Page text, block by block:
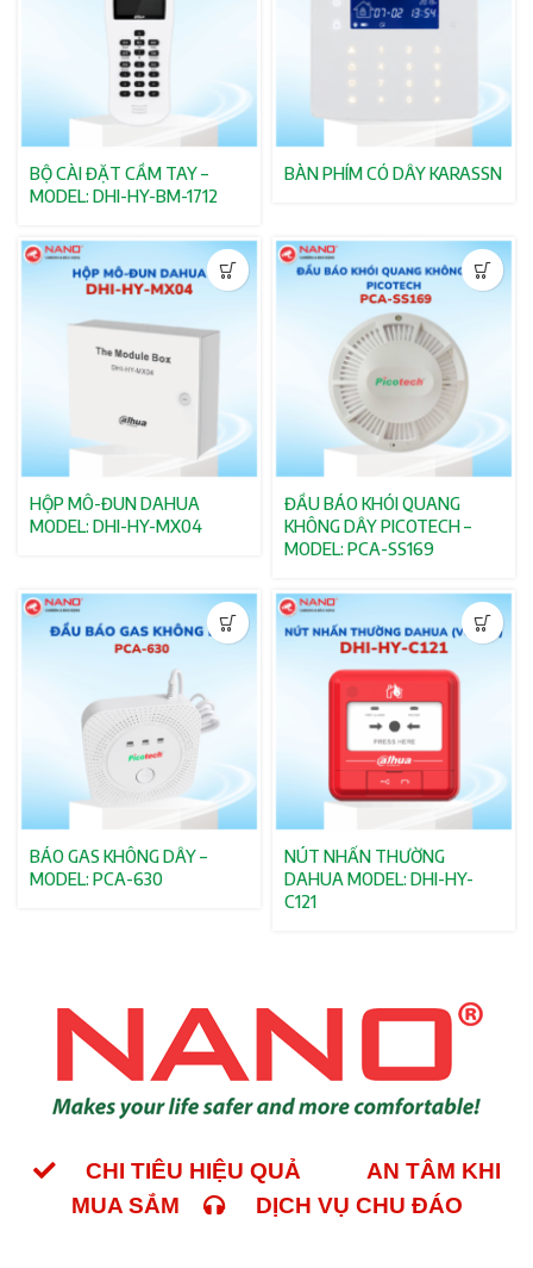
BỘ CÀI ĐẶT CẦM TAY –
MODEL: DHI-HY-BM-1712
BÀN PHÍM CÓ DÂY KARASSN
HỘP MÔ-ĐUN DAHUA
MODEL: DHI-HY-MX04
ĐẦU BÁO KHÓI QUANG
KHÔNG DÂY PICOTECH –
MODEL: PCA-SS169
BÁO GAS KHÔNG DÂY –
MODEL: PCA-630
NÚT NHẤN THƯỜNG
DAHUA MODEL: DHI-HY-
C121
CHI TIÊU HIỆU QUẢ
AN TÂM KHI
MUA SẮM
DỊCH VỤ CHU ĐÁO